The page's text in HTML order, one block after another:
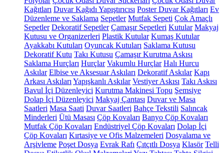
Kağıtları Duvar Kağıdı Yapıştırıcısı Poster Duvar Kağıtları Ev
Düzenleme ve Saklama Sepetler Mutfak Sepeti Çok Amaçlı
Sepetler Dekoratif Sepetler Çamaşır Sepetleri Kutular Makyaj
Kutusu ve Organizerleri Plastik Kutular Kumaş Kutular
Ayakkabı Kutuları Oyuncak Kutuları Saklama Kutusu
Dekoratif Kutu Takı Kutusu Çamaşır Kurutma Askısı
Saklama Hurçları Hurçlar Vakumlu Hurçlar Halı Hurcu
Askılar Elbise ve Aksesuar Askıları Dekoratif Askılar Kapı
Arkası Askıları Yapışkanlı Askılar Vestiyer Askısı Takı Askısı
Bavul İçi Düzenleyici Kurutma Makinesi Topu Şemsiye
Dolap İçi Düzenleyici Makyaj Çantası Duvar ve Masa
Saatleri Masa Saati Duvar Saatleri Bahçe Tekstili Salıncak
Minderleri Ütü Masası Çöp Kovaları Banyo Çöp Kovaları
Mutfak Çöp Kovaları Endüstriyel Çöp Kovaları Dolap İçi
Çöp Kovaları Kırtasiye ve Ofis Malzemeleri Dosyalama ve
Arşivleme Poşet Dosya Evrak Rafı Çıtçıtlı Dosya Klasör Telli